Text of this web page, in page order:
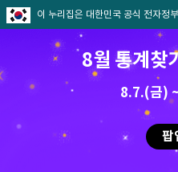
이 누리집은 대한민국 공식 전자정
8월 통계찾
8.7.(금)
팝